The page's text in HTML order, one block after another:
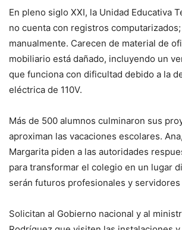
En pleno siglo XXI, la Unidad Educativa
no cuenta con registros
manualmente. Carecen de material de
mobiliario está dañado, incluyendo un
que funciona con dificultad debido a la
eléctrica de 110V.
Más de 500 alumnos culminaron sus
aproximan las vacaciones escolares.
Margarita piden a las autoridades
para transformar el colegio en un lugar
serán futuros profesionales y
Solicitan al Gobierno nacional y al